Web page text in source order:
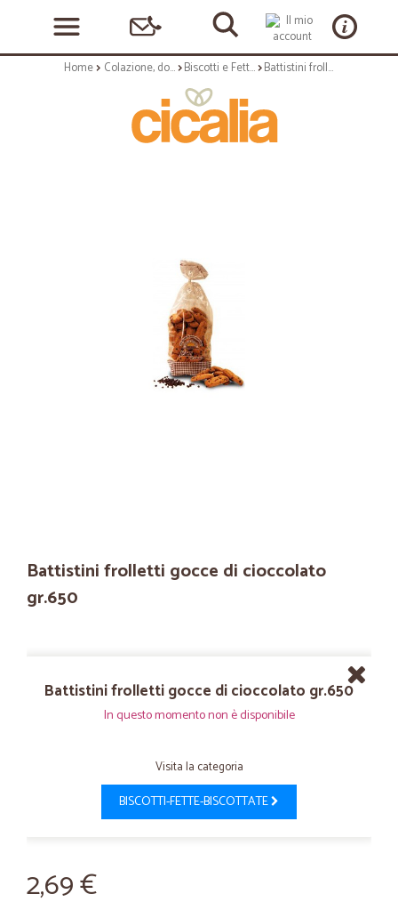
Home Colazione, dolciumi e snack Biscotti e Fette Biscottate Battistini frolletti gocce di cioccolato gr.650
Battistini frolletti gocce di cioccolato
gr.650
Battistini frolletti gocce di cioccolato gr.650
In questo momento non è disponibile
Visita la categoria
BISCOTTI-FETTE-BISCOTTATE
2,69 €